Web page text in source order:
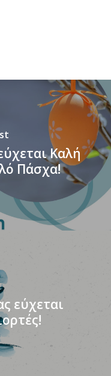
Καλή
Πάσχα!
εύχεται